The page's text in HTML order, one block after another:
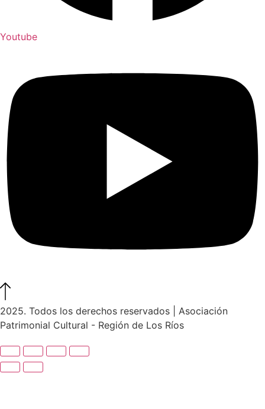
Youtube
2025. Todos los derechos reservados | Asociación
Patrimonial Cultural - Región de Los Ríos